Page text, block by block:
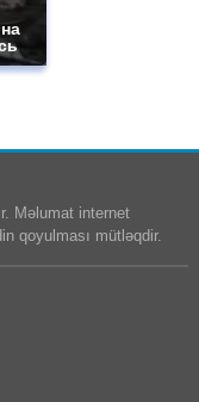
Məlumat internet
qoyulması mütləqdir.